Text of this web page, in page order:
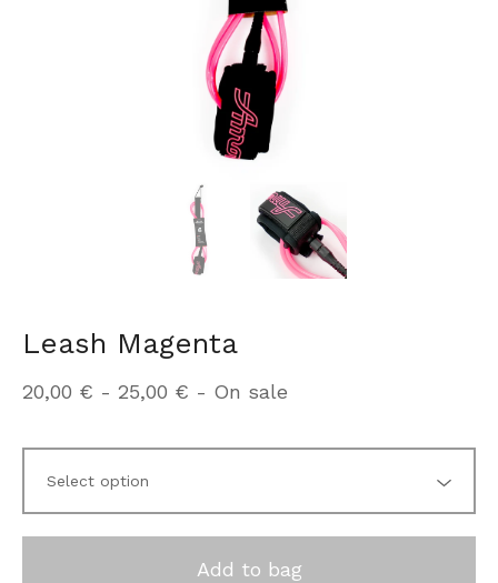
Leash Magenta
20,00 € - 25,00 € - On sale
Add to bag